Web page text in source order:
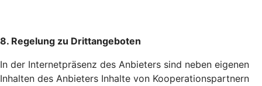
8. Regelung zu Drittangeboten
In der Internetpräsenz des Anbieters sind neben eigenen
Inhalten des Anbieters Inhalte von Kooperationspartnern